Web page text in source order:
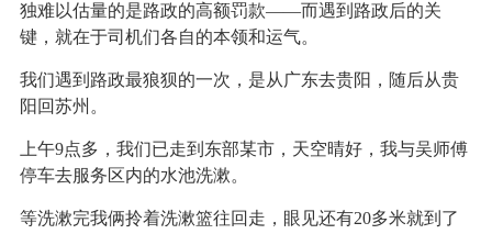
独难以估量的是路政的高额罚款——而遇到路政后的关
键，就在于司机们各自的本领和运气。
我们遇到路政最狼狈的一次，是从广东去贵阳，随后从贵
阳回苏州。
上午9点多，我们已走到东部某市，天空晴好，我与吴师傅
停车去服务区内的水池洗漱。
等洗漱完我俩拎着洗漱篮往回走，眼见还有20多米就到了